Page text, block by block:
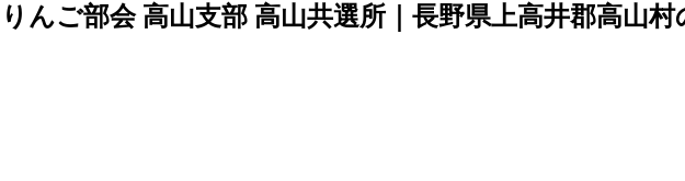
んご部会 高山支部 高山共選所｜長野県上高井郡高山村